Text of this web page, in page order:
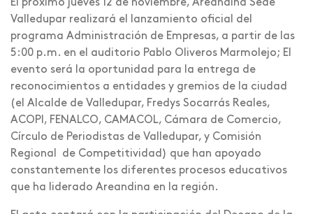
El próximo jueves 12 de noviembre, Areandina Sede
Valledupar realizará el lanzamiento oficial del
programa Administración de Empresas, a partir de las
5:00 p.m. en el auditorio Pablo Oliveros Marmolejo; El
evento será la oportunidad para la entrega de
reconocimientos a entidades y gremios de la ciudad
(el Alcalde de Valledupar, Fredys Socarrás Reales,
ACOPI, FENALCO, CAMACOL, Cámara de Comercio,
Círculo de Periodistas de Valledupar, y Comisión
Regional de Competitividad) que han apoyado
constantemente los diferentes procesos educativos
que ha liderado Areandina en la región.